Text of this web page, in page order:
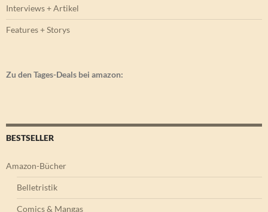
Interviews + Artikel
Features + Storys
Zu den Tages-Deals bei amazon:
BESTSELLER
Amazon-Bücher
Belletristik
Comics & Mangas